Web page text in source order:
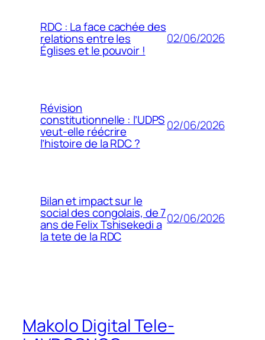
RDC : La face cachée des
relations entre les
Églises et le pouvoir !
02/06/2026
Révision
constitutionnelle : l’UDPS
veut-elle réécrire
l’histoire de la RDC ?
02/06/2026
Bilan et impact sur le
social des congolais, de 7
ans de Felix Tshisekedi a
la tete de la RDC
02/06/2026
Makolo Digital Tele-